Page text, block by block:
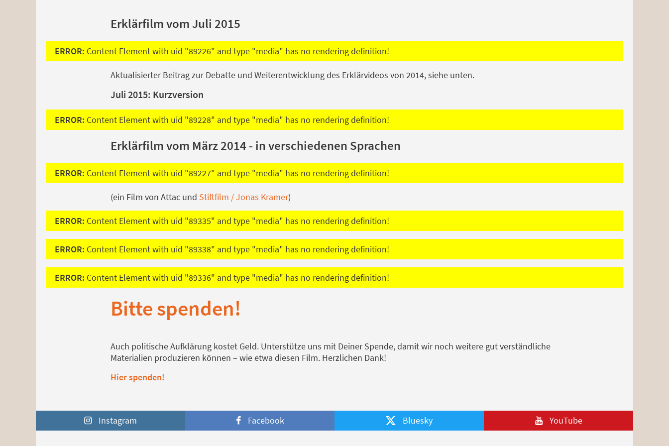
Erklärfilm vom Juli 2015
ERROR: Content Element with uid "89226" and type "media" has no rendering definition!
Aktualisierter Beitrag zur Debatte und Weiterentwicklung des Erklärvideos von 2014, siehe unten.
Juli 2015: Kurzversion
ERROR: Content Element with uid "89228" and type "media" has no rendering definition!
Erklärfilm vom März 2014 - in verschiedenen Sprachen
ERROR: Content Element with uid "89227" and type "media" has no rendering definition!
(ein Film von Attac und Stiftfilm / Jonas Kramer)
ERROR: Content Element with uid "89335" and type "media" has no rendering definition!
ERROR: Content Element with uid "89338" and type "media" has no rendering definition!
ERROR: Content Element with uid "89336" and type "media" has no rendering definition!
Bitte spenden!
Auch politische Aufklärung kostet Geld. Unterstütze uns mit Deiner Spende, damit wir noch weitere gut verständliche
Materialien produzieren können – wie etwa diesen Film. Herzlichen Dank!
Hier spenden!
Instagram Facebook Bluesky YouTube